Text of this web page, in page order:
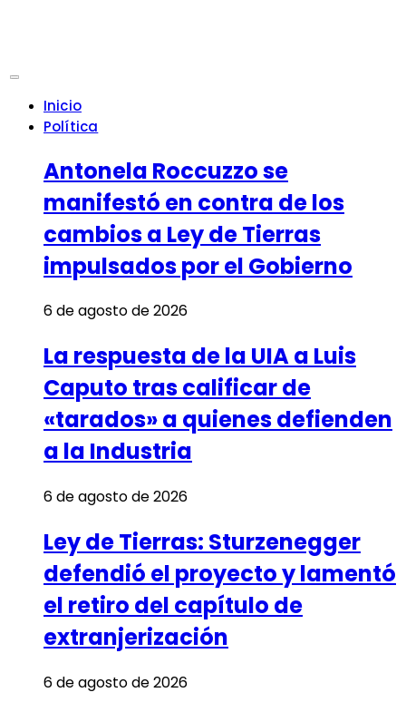
Inicio
Política
Antonela Roccuzzo se
manifestó en contra de los
cambios a Ley de Tierras
impulsados por el Gobierno
6 de agosto de 2026
La respuesta de la UIA a Luis
Caputo tras calificar de
«tarados» a quienes defienden
a la Industria
6 de agosto de 2026
Ley de Tierras: Sturzenegger
defendió el proyecto y lamentó
el retiro del capítulo de
extranjerización
6 de agosto de 2026